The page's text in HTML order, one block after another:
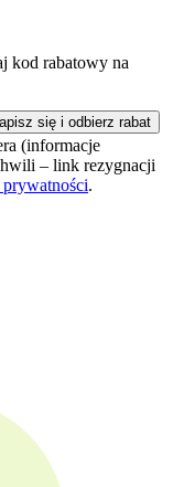
kod rabatowy na
się i odbierz rabat
(informacje
– link rezygnacji
.